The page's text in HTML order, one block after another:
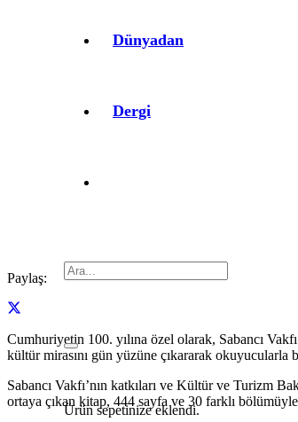
Dünyadan
Dergi
Ürünsepetinize eklendi.
Paylaş:
Cumhuriyetin 100. yılına özel olarak, Sabancı
kültür mirasını gün yüzüne çıkararak okuyucularla
Sabancı Vakfı’nın katkıları ve Kültür ve Turizm
ortaya çıkan kitap, 444 sayfa ve 30 farklı